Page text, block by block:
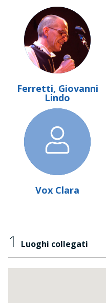
Ferretti, Giovanni
Lindo
Vox Clara
1 Luoghi collegati